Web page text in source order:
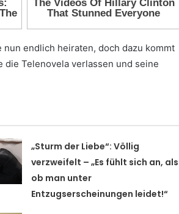
endlich heiraten, doch dazu kommt
die Telenovela verlassen und seine
„Sturm der Liebe“: Völlig
verzweifelt – „Es fühlt sich an, als
ob man unter
Entzugserscheinungen leidet!“